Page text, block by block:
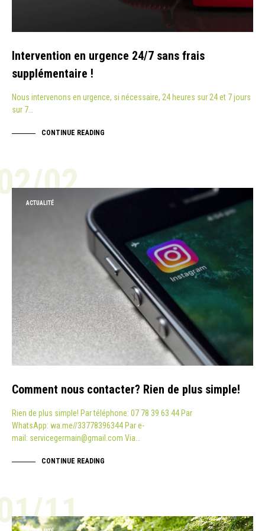
Intervention en urgence 24/7 sans frais
supplémentaire !
Nous intervenons en urgence, si nécessaire, 24 heures sur 24 et 7 jours
sur 7…
CONTINUE READING
02
ACTUALITÉ
Comment nous contacter? Rien de plus simple!
Rien de plus simple! Par téléphone: 07 78 39 63 44 Par
WhatsApp: wa.me//33778396344 Par e-
mail: servicegermain@gmail.com Via…
CONTINUE READING
11